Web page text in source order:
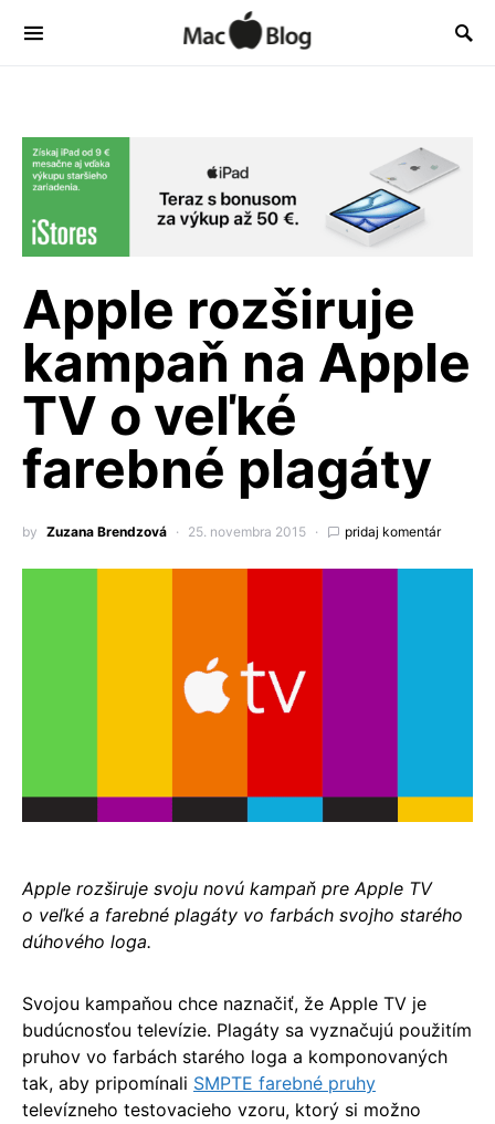
Apple rozširuje
kampaň na Apple
TV o veľké
farebné plagáty
by Zuzana Brendzová 25. novembra 2015 pridaj komentár
Apple rozširuje svoju novú kampaň pre Apple TV
o veľké a farebné plagáty vo farbách svojho starého
dúhového loga.
Svojou kampaňou chce naznačiť, že Apple TV je
budúcnosťou televízie. Plagáty sa vyznačujú použitím
pruhov vo farbách starého loga a komponovaných
tak, aby pripomínali SMPTE farebné pruhy
televízneho testovacieho vzoru, ktorý si možno